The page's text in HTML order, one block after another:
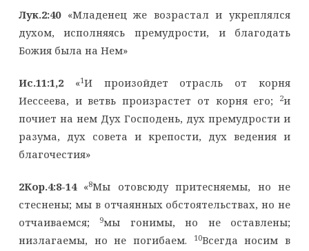
Лук.2:40«Младенец же возрастал и укреплялся
духом, исполняясь премудрости, и благодать
Божия была на Нем»
Ис.11:1,2«1И произойдет отрасль от корня
Иессеева, и ветвь произрастет от корня его;
2и
почиет на нем Дух Господень, дух премудрости и
разума, дух совета и крепости, дух ведения и
благочестия»
2Кор.4:8-14«8Мы отовсюду притесняемы, но не
стеснены; мы в отчаянных обстоятельствах, но не
отчаиваемся;
9мы гонимы, но не оставлены;
низлагаемы, но не погибаем.
10Всегда носим в